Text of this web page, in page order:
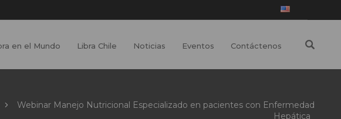
en el Mundo Libra Chile Noticias Eventos Contáctenos
Webinar Manejo Nutricional Especializado en pacientes con Enfermedad
Hepática